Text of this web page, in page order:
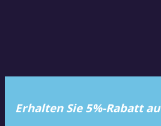
Erhalten Sie 5%-Rabatt